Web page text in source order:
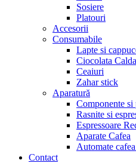
Sosiere
Platouri
Accesorii
Consumabile
Lapte si
Ciocolata Calda
Ceaiuri
Zahar stick
Aparatură
Componente si
Rasnite si
Espressoare
Aparate Cafea
Automate
Contact